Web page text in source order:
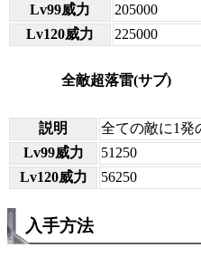
Lv99威力
205000
Lv120威力
225000
全敵超落雷(サブ)
説明
全ての敵に1発
Lv99威力
51250
Lv120威力
56250
入手方法